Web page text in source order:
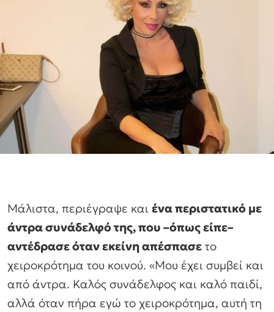
Μάλιστα, περιέγραψε και ένα περιστατικό με
άντρα συνάδελφό της, που –όπως είπε–
αντέδρασε όταν εκείνη απέσπασε το
χειροκρότημα του κοινού. «Μου έχει συμβεί και
από άντρα. Καλός συνάδελφος και καλό παιδί,
αλλά όταν πήρα εγώ το χειροκρότημα, αυτή τη